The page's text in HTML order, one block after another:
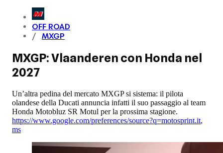
OFF ROAD
MXGP
MXGP: Vlaanderen con Honda nel
2027
Un’altra pedina del mercato MXGP si sistema: il pilota
olandese della Ducati annuncia infatti il suo passaggio al team
Honda Motobluz SR Motul per la prossima stagione.
https://www.google.com/preferences/source?q=motosprint.it,
ms